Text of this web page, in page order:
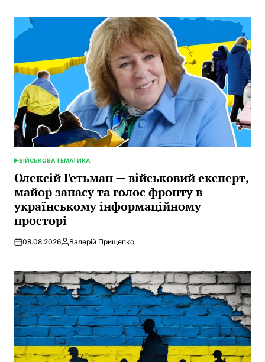
POSTED
IN
ВІЙСЬКОВА ТЕМАТИКА
Олексій Гетьман — військовий експерт,
майор запасу та голос фронту в
українському інформаційному
просторі
08.08.2026Posted
Валерій Прищепко